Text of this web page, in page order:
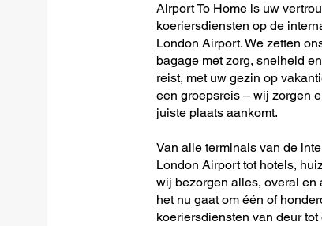
Airport To Home is uw
koeriersdiensten op de
London Airport. We zetten
bagage met zorg, snelheid
reist, met uw gezin op
een groepsreis – wij zorgen
juiste plaats aankomt.
Van alle terminals van de
London Airport tot hotels,
wij bezorgen alles, overal en
het nu gaat om één of
koeriersdiensten van deur